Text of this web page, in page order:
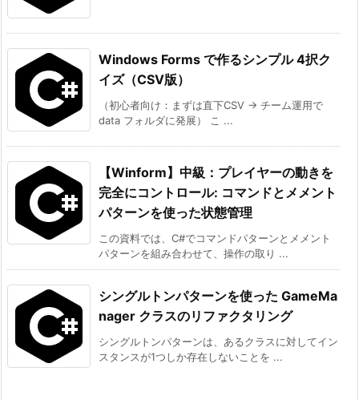
Windows Forms で作るシンプル 4択ク
イズ（CSV版）
（初心者向け：まずは直下CSV → チーム運用で
data フォルダに発展） こ ...
【Winform】中級：プレイヤーの動きを
完全にコントロール: コマンドとメメント
パターンを使った状態管理
この資料では、C#でコマンドパターンとメメント
パターンを組み合わせて、操作の取り ...
シングルトンパターンを使った GameMa
nager クラスのリファクタリング
シングルトンパターンは、あるクラスに対してイン
スタンスが1つしか存在しないことを ...